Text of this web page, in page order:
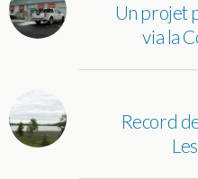
Un projet
via la
Record